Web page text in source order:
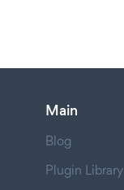
Main
Blog
Plugin Library